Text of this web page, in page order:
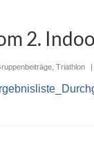
2.
Triathlon |